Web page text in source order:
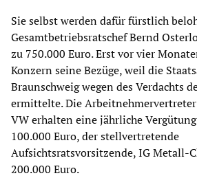
Sie selbst werden dafür fürstlich
Gesamtbetriebsratschef Bernd
zu 750.000 Euro. Erst vor vier
Konzern seine Bezüge, weil die
Braunschweig wegen des Verdachts
ermittelte. Die
VW erhalten eine jährliche
100.000 Euro, der stellvertretende
Aufsichtsratsvorsitzende, IG Metall-
200.000 Euro.